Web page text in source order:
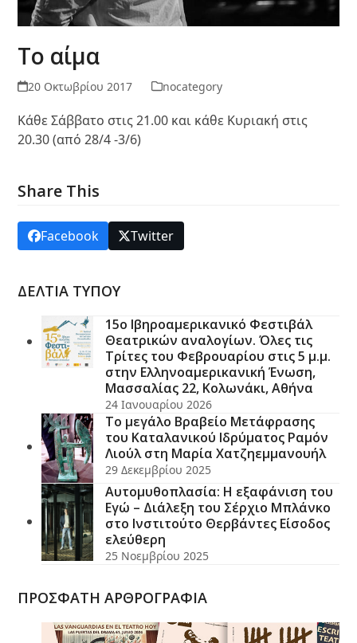
Το αίμα
20 Οκτωβρίου 2017 nocategory
Κάθε Σάββατο στις 21.00 και κάθε Κυριακή στις
20.30 (από 28/4 -3/6)
Share This
Facebook Twitter
ΔΕΛΤΙΑ ΤΥΠΟΥ
15ο Ιβηροαμερικανικό Φεστιβάλ
Θεατρικών αναλογίων. Όλες τις
Τρίτες του Φεβρουαρίου στις 5 μ.μ.
στην Ελληνοαμερικανική Ένωση,
Μασσαλίας 22, Κολωνάκι, Αθήνα
24 Ιανουαρίου 2026
Το μεγάλο Βραβείο Μετάφρασης
του Καταλανικού Ιδρύματος Ραμόν
Λιούλ στη Μαρία Χατζηεμμανουήλ
29 Δεκεμβρίου 2025
Αυτομυθοπλασία: Η εξαφάνιση του
Εγώ – Διάλεξη του Σέρχιο Μπλάνκο
στο Ινστιτούτο Θερβάντες Είσοδος
ελεύθερη
25 Νοεμβρίου 2025
ΠΡΟΣΦΑΤΗ ΑΡΘΡΟΓΡΑΦΙΑ